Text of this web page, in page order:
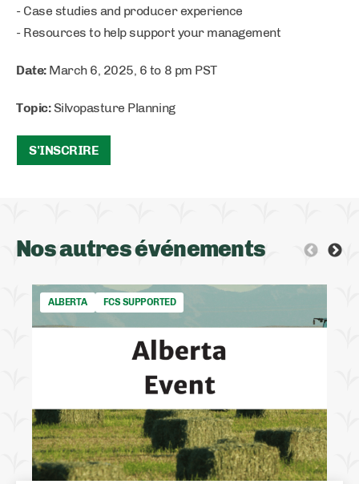
- Case studies and producer experience
- Resources to help support your management
Date:March 6, 2025, 6 to 8 pm PST
Topic:Silvopasture Planning
S'INSCRIRE
Nos autres événements
ALBERTA FCS SUPPORTED